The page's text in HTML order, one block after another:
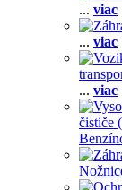
... viac
... viac
... viac
čističe